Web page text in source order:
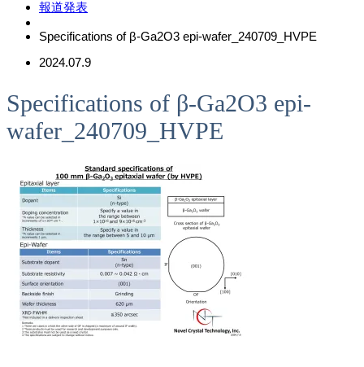
報道発表
Specifications of β-Ga2O3 epi-wafer_240709_HVPE
2024.07.9
Specifications of β-Ga2O3 epi-
wafer_240709_HVPE